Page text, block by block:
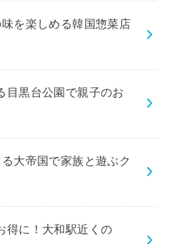
を楽しめる韓国惣菜店
目黒台公園で親子のお
大帝国で家族と遊ぶク
得に！大和駅近くの